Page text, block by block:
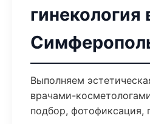
гинекология
Выполняем
врачами-
подбор, фотофиксация,